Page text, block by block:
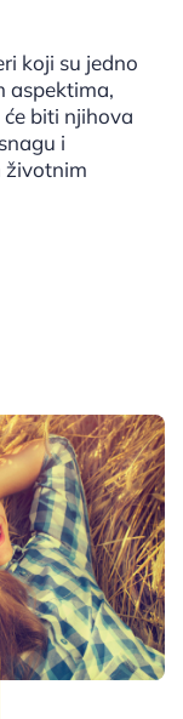
koji su jedno
aspektima,
biti njihova
i
životnim